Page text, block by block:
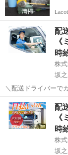
配
《
時
株
坂
＼配送ドライバーでガッツリ稼げる
ーによる貨物集配業務（
容：DR:大型＋作業
ーなど ■配送件数...
鹿児島 鹿児島市
配
《
時
株
坂